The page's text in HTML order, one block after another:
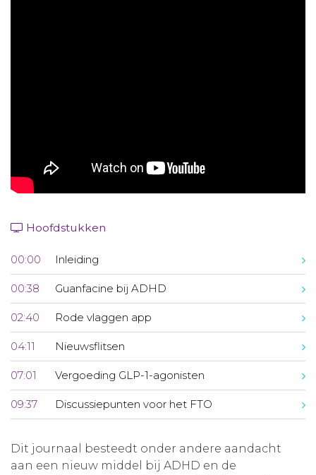
Hoofdstukken
00:00 Inleiding
00:38 Guanfacine bij ADHD
02:40 Rode vlaggen app
04:11 Nieuwsflitsen
07:01 Vergoeding GLP-1-agonisten
09:37 Discussiepunten voor het FTO
Dit journaal besteedt onder andere aandacht
aan een nieuw middel bij ADHD en de